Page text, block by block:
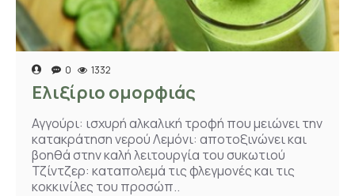
0 1332
Ελιξίριο ομορφιάς
Αγγούρι: ισχυρή αλκαλική τροφή που μειώνει την
κατακράτηση νερού Λεμόνι: αποτοξινώνει και
βοηθά στην καλή λειτουργία του συκωτιού
Τζίντζερ: καταπολεμά τις φλεγμονές και τις
κοκκινίλες του προσώπ..